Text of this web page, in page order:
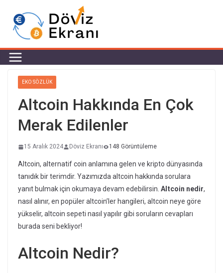
EKO SÖZLÜK
Altcoin Hakkında En Çok
Merak Edilenler
15 Aralık 2024 Döviz Ekranı 148 Görüntüleme
Altcoin, alternatif coin anlamına gelen ve kripto dünyasında
tanıdık bir terimdir. Yazımızda altcoin hakkında sorulara
yanıt bulmak için okumaya devam edebilirsin. Altcoin nedir,
nasıl alınır, en popüler altcoin’ler hangileri, altcoin neye göre
yükselir, altcoin sepeti nasıl yapılır gibi soruların cevapları
burada seni bekliyor!
Altcoin Nedir?